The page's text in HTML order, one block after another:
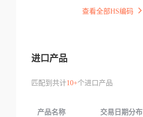
查看全部HS编码
进口产品
匹配到共计10+个进口产品
产品名称 交易日期分布